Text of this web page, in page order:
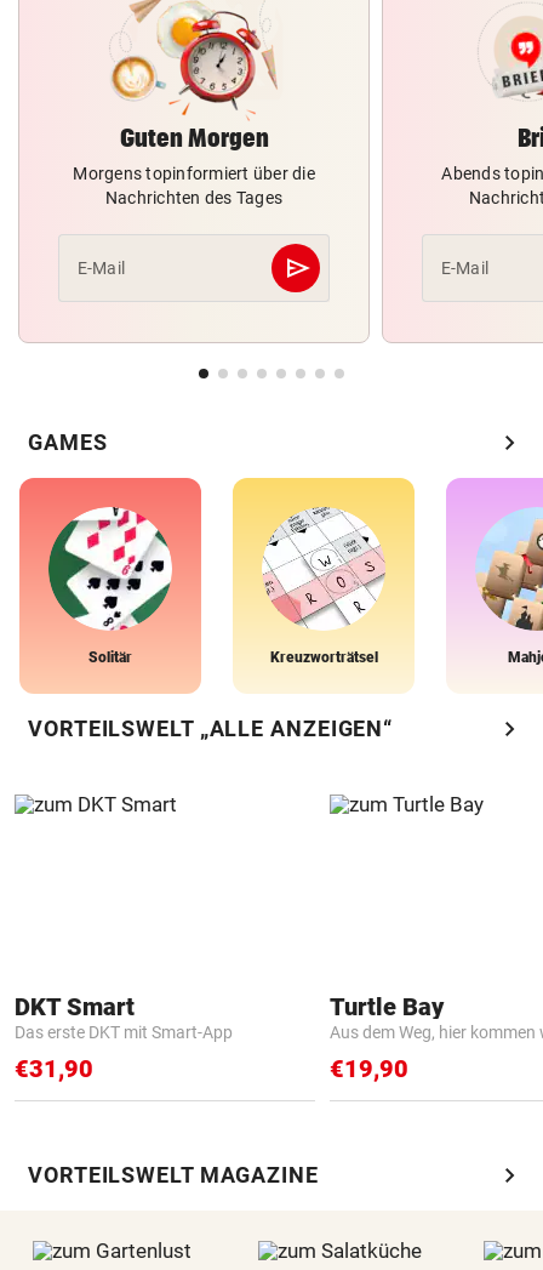
Guten Morgen
Morgens topinformiert über die
Nachrichten des Tages
E-Mail send
Abschicken
Abends
E-Mail
GAMES chevron_right
Solitär Kreuzworträtsel
VORTEILSWELT „ALLE ANZEIGEN“ chevron_right
DKT Smart
Das erste DKT mit Smart-App
€31,90
Turtle Bay
Aus dem Weg, hier kommen
€19,90
VORTEILSWELT MAGAZINE chevron_right